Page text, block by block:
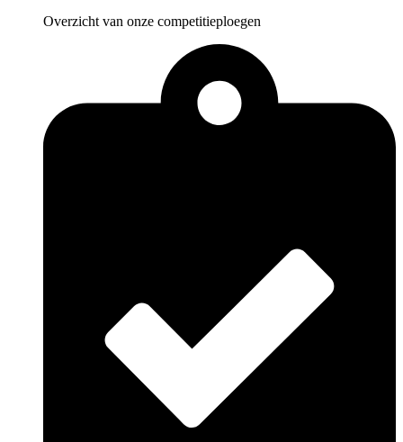
Overzicht van onze competitieploegen